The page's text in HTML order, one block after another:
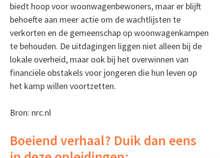
biedt hoop voor woonwagenbewoners, maar er blijft
behoefte aan meer actie om de wachtlijsten te
verkorten en de gemeenschap op woonwagenkampen
te behouden. De uitdagingen liggen niet alleen bij de
lokale overheid, maar ook bij het overwinnen van
financiële obstakels voor jongeren die hun leven op
het kamp willen voortzetten.
Bron: nrc.nl
Boeiend verhaal? Duik dan eens